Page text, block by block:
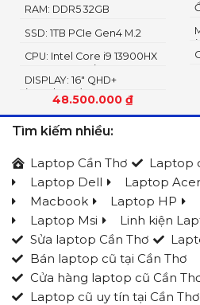
48.500.000 ₫
DISPLAY: 16″ QHD+
(2560*1600) 240Hz
CPU: Intel Core i9 13900HX
Up To 5.4GHz (24 Cores, 32
Threads, 36MB Cache)
SSD: 1TB PCIe Gen4 M.2
RAM: DDR5 32GB
Tìm kiếm nhiều:
Laptop Cần Thơ
Laptop
Laptop Dell
Laptop Acer
Macbook
Laptop HP
Laptop Msi
Linh kiện
Sửa laptop Cần Thơ
Bán laptop cũ tại Cần Thơ
Cửa hàng laptop cũ Cần
Laptop cũ uy tín tại Cần Thơ